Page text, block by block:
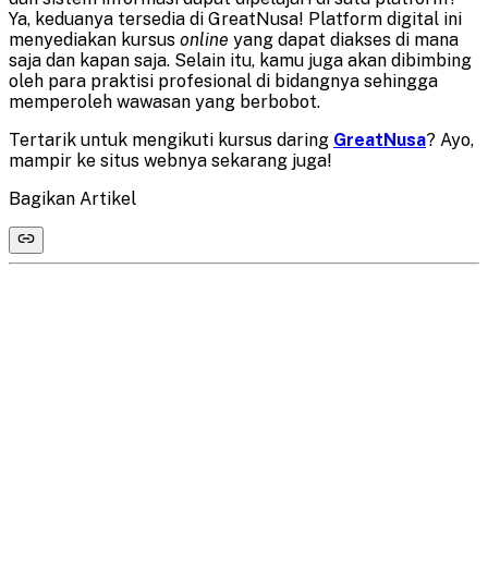
Ya, keduanya tersedia di GreatNusa! Platform digital ini
menyediakan kursus online yang dapat diakses di mana
saja dan kapan saja. Selain itu, kamu juga akan dibimbing
oleh para praktisi profesional di bidangnya sehingga
memperoleh wawasan yang berbobot.
Tertarik untuk mengikuti kursus daring GreatNusa? Ayo,
mampir ke situs webnya sekarang juga!
Bagikan Artikel